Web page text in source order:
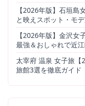
【2026年版】石垣
と映えスポット・モ
【2026年版】金沢
最強＆おしゃれで近
太宰府 温泉 女子旅【
旅館3選を徹底ガイド